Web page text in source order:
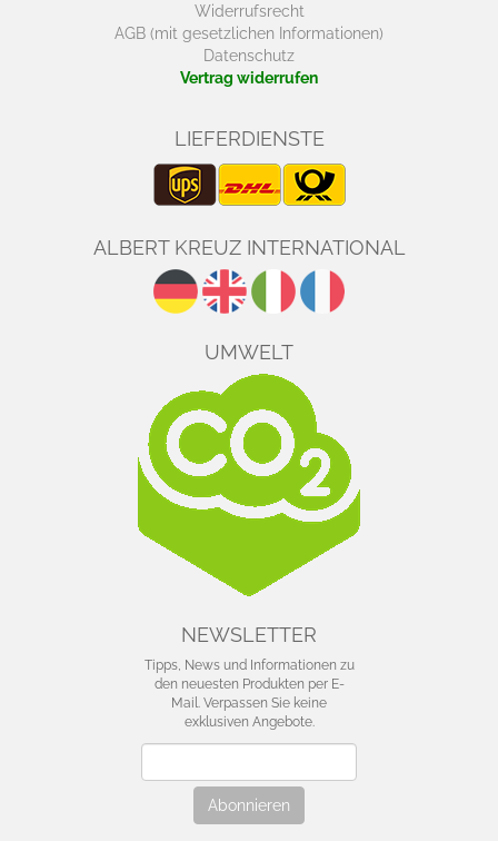
Widerrufsrecht
AGB (mit gesetzlichen Informationen)
Datenschutz
Vertrag widerrufen
LIEFERDIENSTE
ALBERT KREUZ INTERNATIONAL
UMWELT
NEWSLETTER
Tipps, News und Informationen zu
den neuesten Produkten per E-
Mail. Verpassen Sie keine
exklusiven Angebote.
Abonnieren